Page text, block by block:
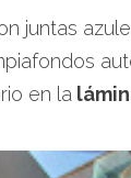
juntas
en la